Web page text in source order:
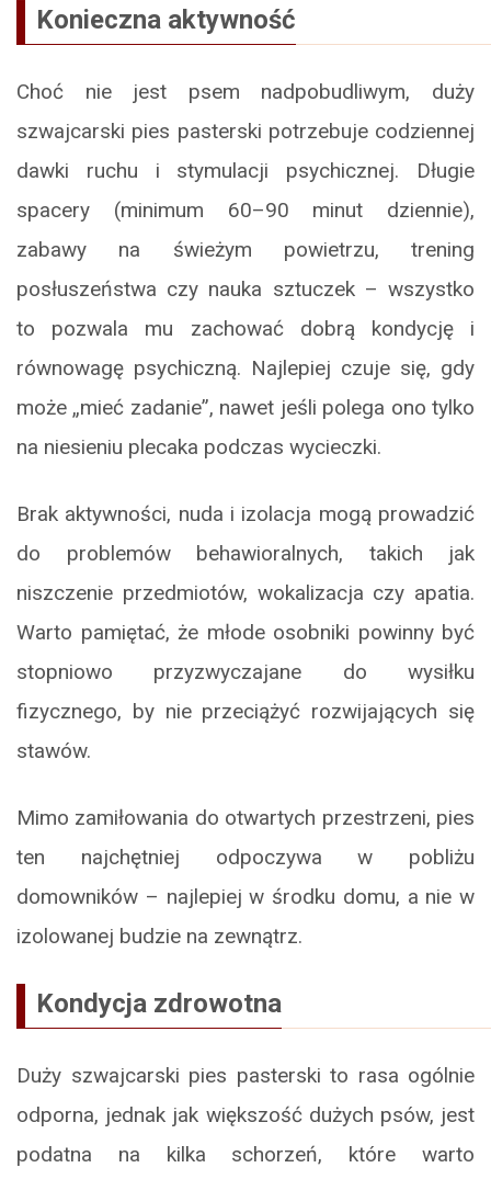
Konieczna aktywność
Choć nie jest psem nadpobudliwym, duży
szwajcarski pies pasterski potrzebuje codziennej
dawki ruchu i stymulacji psychicznej. Długie
spacery (minimum 60–90 minut dziennie),
zabawy na świeżym powietrzu, trening
posłuszeństwa czy nauka sztuczek – wszystko
to pozwala mu zachować dobrą kondycję i
równowagę psychiczną. Najlepiej czuje się, gdy
może „mieć zadanie”, nawet jeśli polega ono tylko
na niesieniu plecaka podczas wycieczki.
Brak aktywności, nuda i izolacja mogą prowadzić
do problemów behawioralnych, takich jak
niszczenie przedmiotów, wokalizacja czy apatia.
Warto pamiętać, że młode osobniki powinny być
stopniowo przyzwyczajane do wysiłku
fizycznego, by nie przeciążyć rozwijających się
stawów.
Mimo zamiłowania do otwartych przestrzeni, pies
ten najchętniej odpoczywa w pobliżu
domowników – najlepiej w środku domu, a nie w
izolowanej budzie na zewnątrz.
Kondycja zdrowotna
Duży szwajcarski pies pasterski to rasa ogólnie
odporna, jednak jak większość dużych psów, jest
podatna na kilka schorzeń, które warto